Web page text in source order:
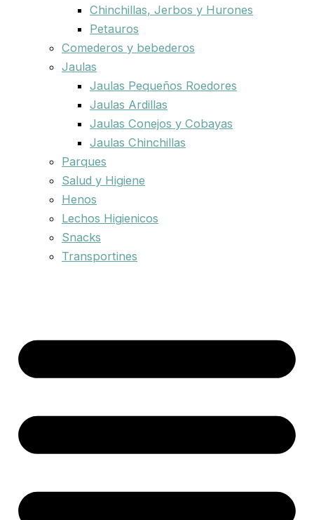
Chinchillas, Jerbos y Hurones
Petauros
Comederos y bebederos
Jaulas
Jaulas Pequeños Roedores
Jaulas Ardillas
Jaulas Conejos y Cobayas
Jaulas Chinchillas
Parques
Salud y Higiene
Henos
Lechos Higienicos
Snacks
Transportines